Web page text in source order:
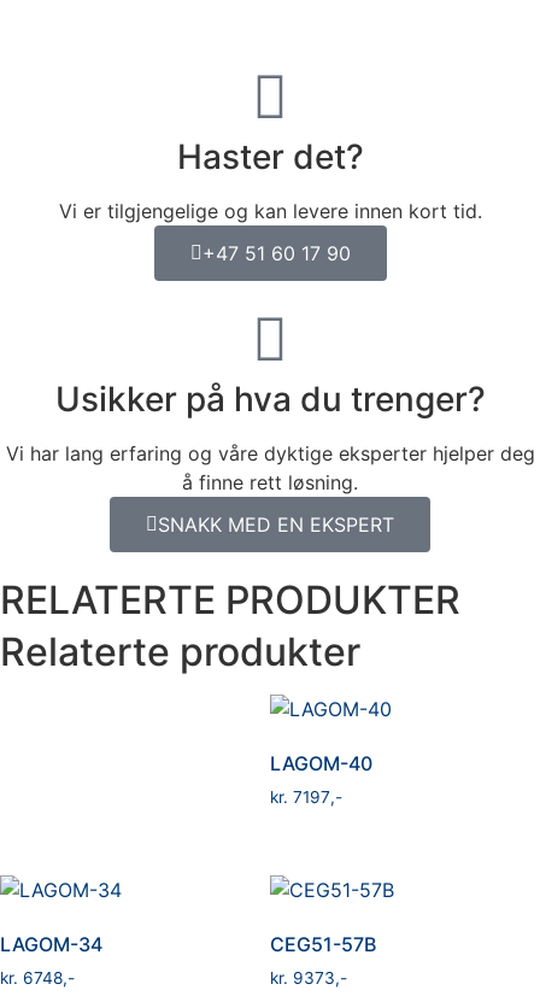
Haster det?
Vi er tilgjengelige og kan levere innen kort tid.
+47 51 60 17 90
Usikker på hva du trenger?
Vi har lang erfaring og våre dyktige eksperter hjelper deg
å finne rett løsning.
SNAKK MED EN EKSPERT
RELATERTE PRODUKTER
Relaterte produkter
LAGOM-40
kr 7197
LAGOM-34
kr 6748
CEG51-57B
kr 9373